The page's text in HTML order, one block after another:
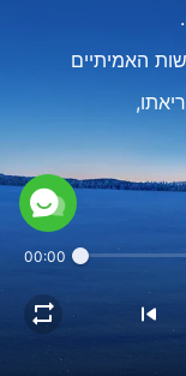
האמיתיים
ביחס לאנושות.
00:00